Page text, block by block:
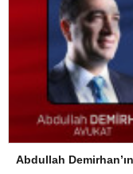
Abdullah